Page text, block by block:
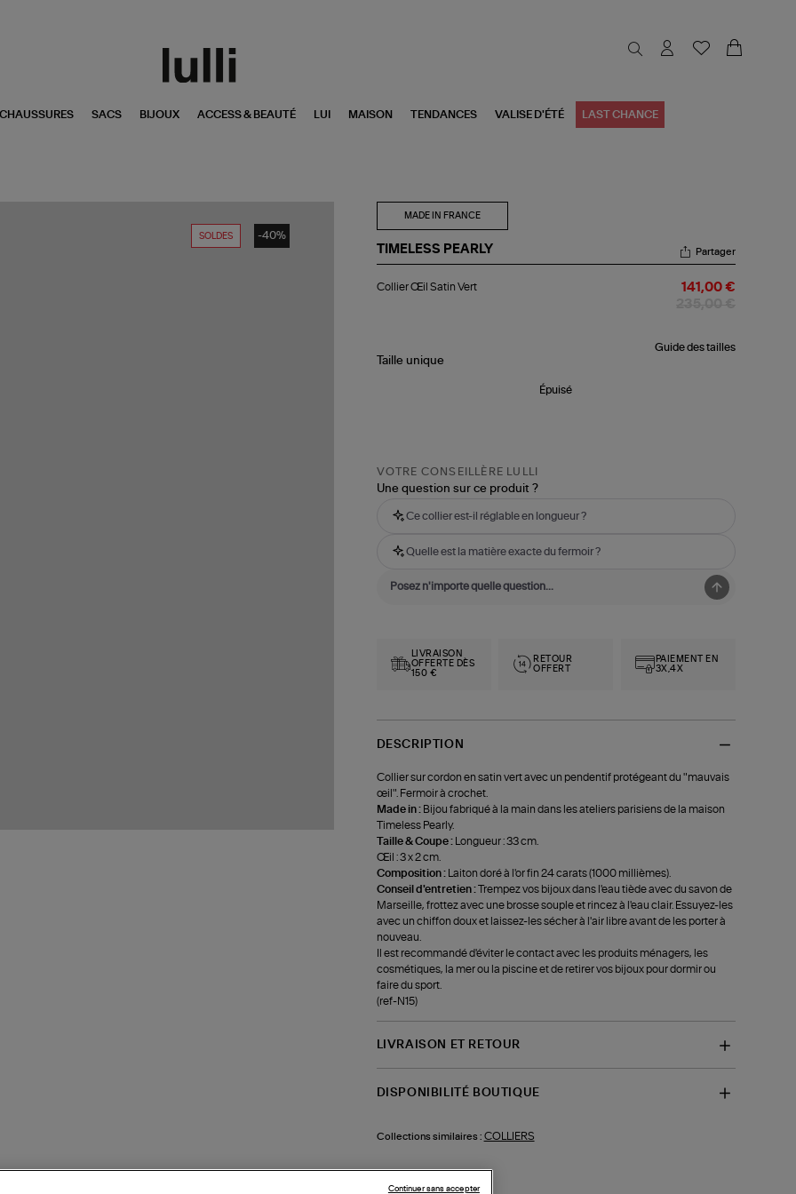
CHAUSSURES SACS BIJOUX ACCESS & BEAUTÉ LUI MAISON TENDANCES VALISE D'ÉTÉ LAST CHANCE
SOLDES -40%
MADE IN FRANCE
TIMELESS PEARLY
Œil
Partager
Collier Œil Satin Vert 141,00 €
Guide des tailles
Taille unique
Épuisé
VOTRE CONSEILLÈRE LULLI
Une question sur ce produit ?
Ce collier est-il réglable en longueur ?
Quelle est la matière exacte du fermoir ?
LIVRAISON
OFFERTE DÈS
150 €
RETOUR
OFFERT
PAIEMENT EN
3X,4X
DESCRIPTION
Collier sur cordon en satin vert avec un pendentif protégeant du "mauvais
œil". Fermoir à crochet.
Made in : Bijou fabriqué à la main dans les ateliers parisiens de la maison
Timeless Pearly.
Taille & Coupe :
Longueur : 33 cm.
Œil : 3 x 2 cm.
Composition :
Laiton doré à l'or fin 24 carats (1000 millièmes).
Conseil d'entretien :Trempez vos bijoux dans l'eau tiède avec du savon de
Marseille, frottez avec une brosse souple et rincez à l'eau clair. Essuyez-les
avec un chiffon doux et laissez-les sécher à l'air libre avant de les porter à
nouveau.
Il est recommandé d'éviter le contact avec les produits ménagers, les
cosmétiques, la mer ou la piscine et de retirer vos bijoux pour dormir ou
faire du sport.
(ref-N15)
LIVRAISON ET RETOUR
DISPONIBILITÉ BOUTIQUE
Collections similaires : COLLIERS
Continuer sans accepter